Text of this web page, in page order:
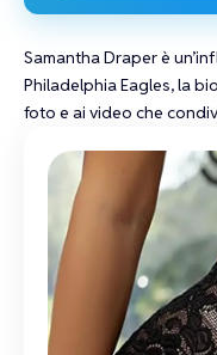
Samantha Draperè
Philadelphia Eagles, la
foto e ai video che